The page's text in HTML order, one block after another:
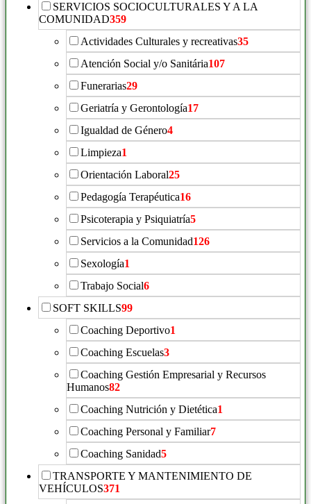
SERVICIOS SOCIOCULTURALES Y A LA
COMUNIDAD359
Actividades Culturales y recreativas35
Atención Social y/o Sanitária107
Funerarias29
Geriatría y Gerontología17
Igualdad de Género4
Limpieza1
Orientación Laboral25
Pedagogía Terapéutica16
Psicoterapia y Psiquiatría5
Servicios a la Comunidad126
Sexología1
Trabajo Social6
SOFT SKILLS99
Coaching Deportivo1
Coaching Escuelas3
Coaching Gestión Empresarial y Recursos
Humanos82
Coaching Nutrición y Dietética1
Coaching Personal y Familiar7
Coaching Sanidad5
TRANSPORTE Y MANTENIMIENTO DE
VEHÍCULOS371